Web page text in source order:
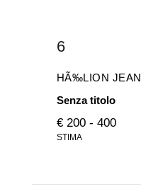
6
HÃ‰LION JEAN
Senza titolo
€ 200 - 400
STIMA